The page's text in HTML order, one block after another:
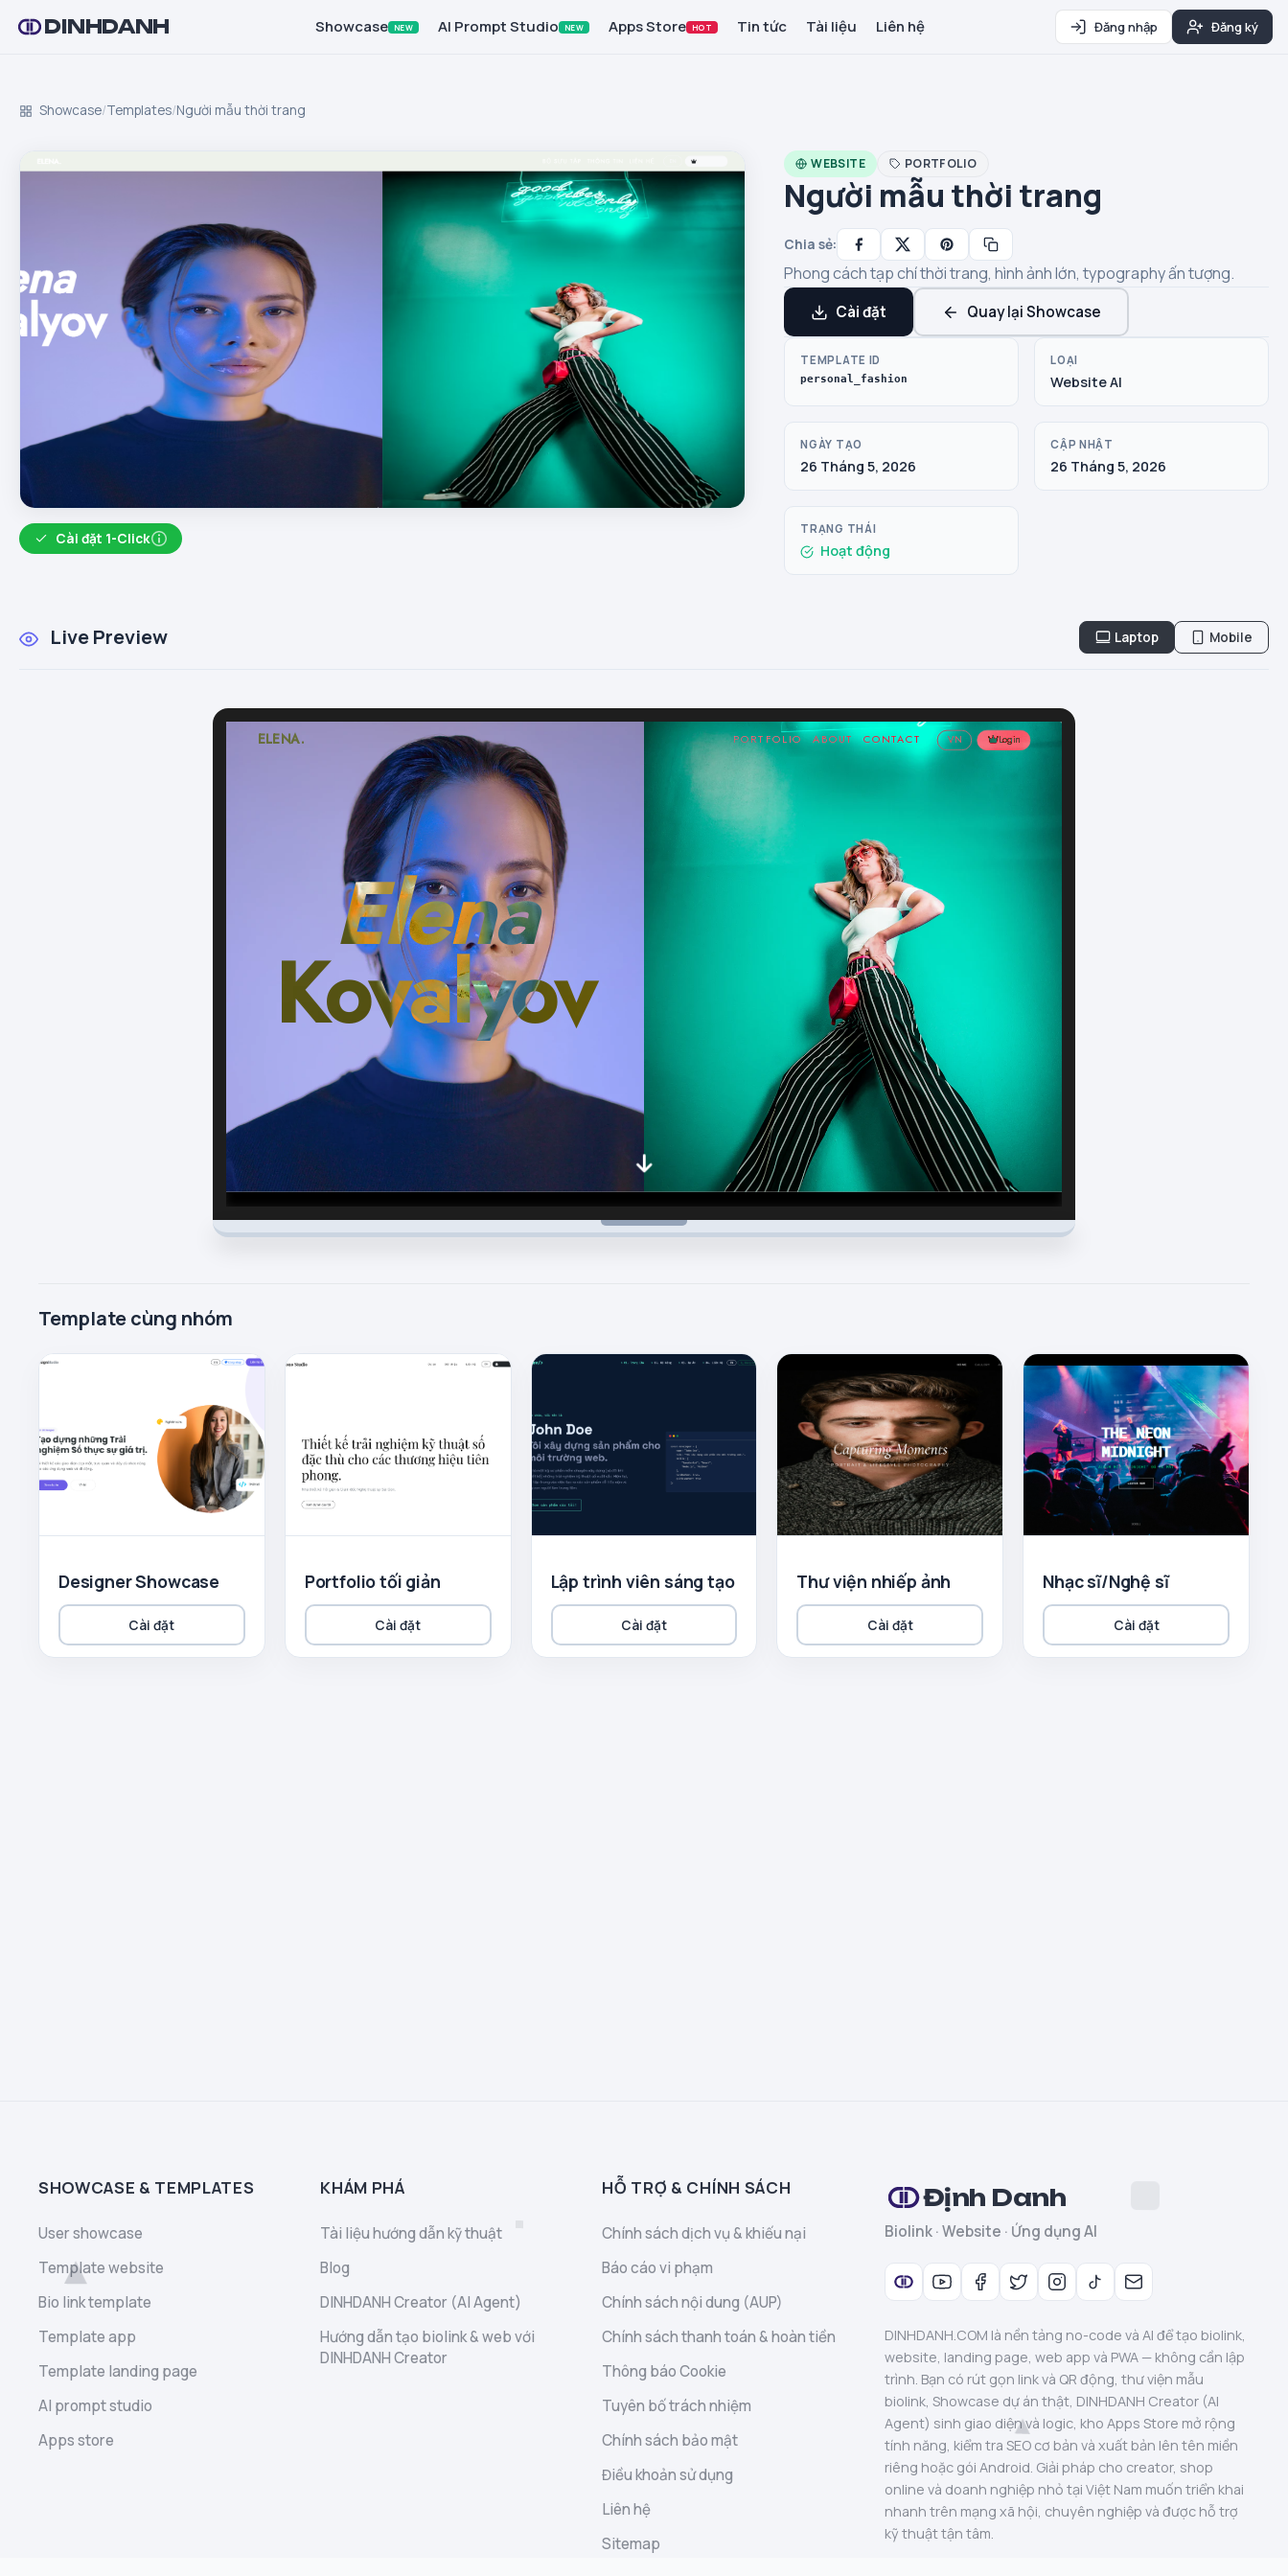
DINHDANH Showcase NEW AI Prompt Studio NEW Apps Store HOT Tin tức Tài liệu Liên hệ Đăng nhập Đăng ký
Showcase/Templates/Người mẫu thời trang
Cài đặt 1-Click
WEBSITE PORTFOLIO
Người mẫu thời trang
Chia sẻ:
Phong cách tạp chí thời trang, hình ảnh lớn, typography ấn tượng.
Cài đặt Quay lại Showcase
TEMPLATE ID
personal_fashion
LOẠI
Website AI
NGÀY TẠO
26 Tháng 5, 2026
CẬP NHẬT
26 Tháng 5, 2026
TRẠNG THÁI
Hoạt động
Live Preview Laptop Mobile
Template cùng nhóm
Designer Showcase
Cài đặt
Portfolio tối giản
Cài đặt
Lập trình viên sáng tạo
Cài đặt
Thư viện nhiếp ảnh
Cài đặt
Nhạc sĩ/Nghệ sĩ
Cài đặt
SHOWCASE & TEMPLATES
User showcase
Template website
Bio link template
Template app
Template landing page
AI prompt studio
Apps store
KHÁM PHÁ
Tài liệu hướng dẫn kỹ thuật
Blog
DINHDANH Creator (AI Agent)
Hướng dẫn tạo biolink & web với
DINHDANH Creator
HỖ TRỢ & CHÍNH SÁCH
Chính sách dịch vụ & khiếu nại
Báo cáo vi phạm
Chính sách nội dung (AUP)
Chính sách thanh toán & hoàn tiền
Thông báo Cookie
Tuyên bố trách nhiệm
Chính sách bảo mật
Điều khoản sử dụng
Liên hệ
Sitemap
Định Danh
Biolink · Website · Ứng dụng AI
DINHDANH.COM là nền tảng no-code và AI để tạo biolink,
website, landing page, web app và PWA — không cần lập
trình. Bạn có rút gọn link và QR động, thư viện mẫu
biolink, Showcase dự án thật, DINHDANH Creator (AI
Agent) sinh giao diện và logic, kho Apps Store mở rộng
tính năng, kiểm tra SEO cơ bản và xuất bản lên tên miền
riêng hoặc gói Android. Giải pháp cho creator, shop
online và doanh nghiệp nhỏ tại Việt Nam muốn triển khai
nhanh trên mạng xã hội, chuyên nghiệp và được hỗ trợ
kỹ thuật tận tâm.